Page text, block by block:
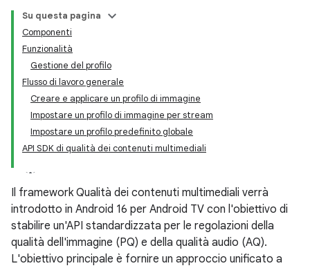
Su questa pagina
Componenti
Funzionalità
Gestione del profilo
Flusso di lavoro generale
Creare e applicare un profilo di immagine
Impostare un profilo di immagine per stream
Impostare un profilo predefinito globale
API SDK di qualità dei contenuti multimediali
Il framework Qualità dei contenuti multimediali verrà
introdotto in Android 16 per Android TV con l'obiettivo di
stabilire un'API standardizzata per le regolazioni della
qualità dell'immagine (PQ) e della qualità audio (AQ).
L'obiettivo principale è fornire un approccio unificato a